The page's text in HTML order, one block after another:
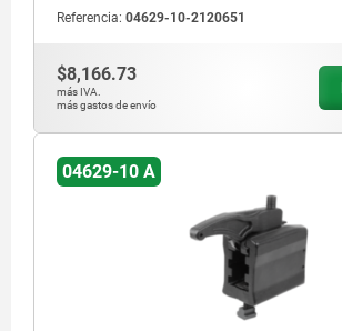
Referencia: 04629-10-2120651
$8,166.73
más IVA.
más gastos de envío
04629-10 A